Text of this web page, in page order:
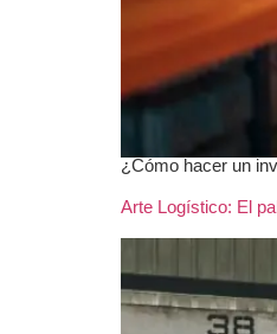
¿Cómo hacer un
Arte Logístico: El